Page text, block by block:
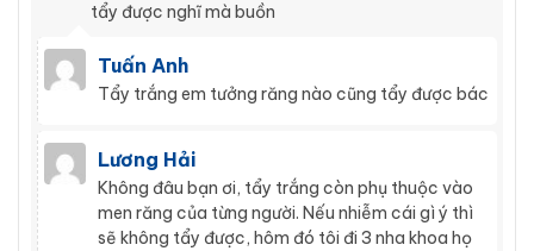
tẩy được nghĩ mà buồn
Tuấn Anh
Tẩy trắng em tưởng răng nào cũng tẩy được bác
Lương Hải
Không đâu bạn ơi, tẩy trắng còn phụ thuộc vào
men răng của từng người. Nếu nhiễm cái gì ý thì
sẽ không tẩy được, hôm đó tôi đi 3 nha khoa họ